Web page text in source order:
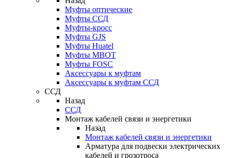
Муфты оптические
Муфты ССД
Муфты-кросс
Муфты GJS
Муфты Huatel
Муфты МВОТ
Муфты FOSC
Аксессуары к муфтам
Аксессуары к муфтам ССД
ССД
Назад
ССД
Монтаж кабелей связи и энергетики
Назад
Монтаж кабелей связи и энергетики
Арматура для подвески электрических
кабелей и грозотроса